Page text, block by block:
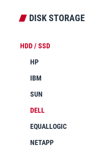
DISK STORAGE
HDD / SSD
HP
IBM
SUN
DELL
EQUALLOGIC
NETAPP